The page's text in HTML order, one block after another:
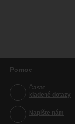
Pomoc
Často
kladené dotazy
Napište nám